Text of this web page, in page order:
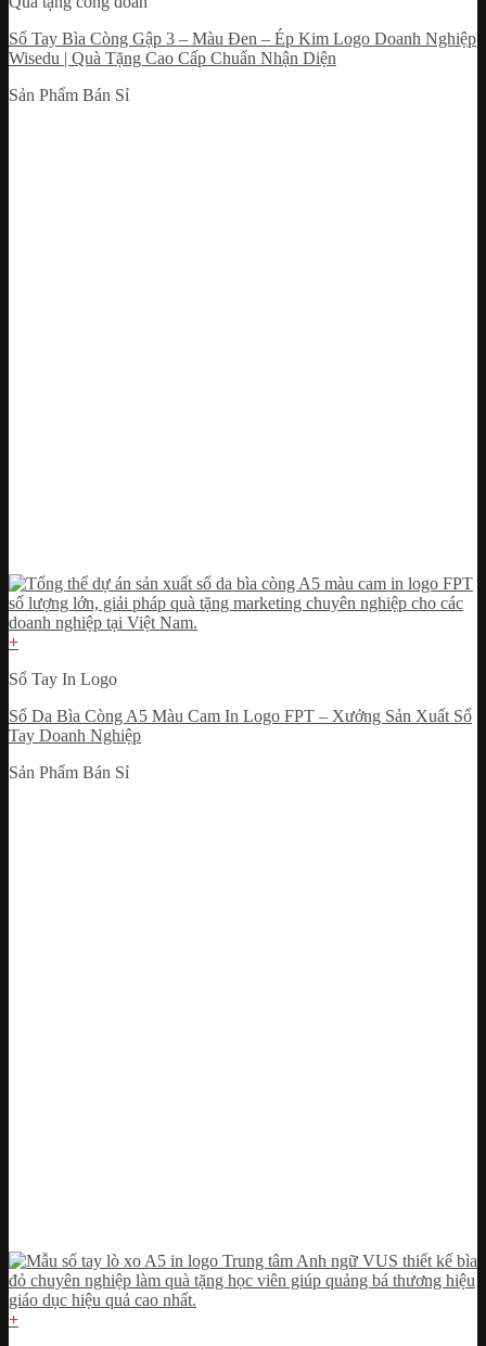
Sổ Tay Bìa Còng Gập 3 – Màu Đen – Ép Kim Logo Doanh Nghiệp
Wisedu | Quà Tặng Cao Cấp Chuẩn Nhận Diện
Sản Phẩm Bán Sỉ
+
Sổ Tay In Logo
Sổ Da Bìa Còng A5 Màu Cam In Logo FPT – Xưởng Sản Xuất Sổ
Tay Doanh Nghiệp
Sản Phẩm Bán Sỉ
+